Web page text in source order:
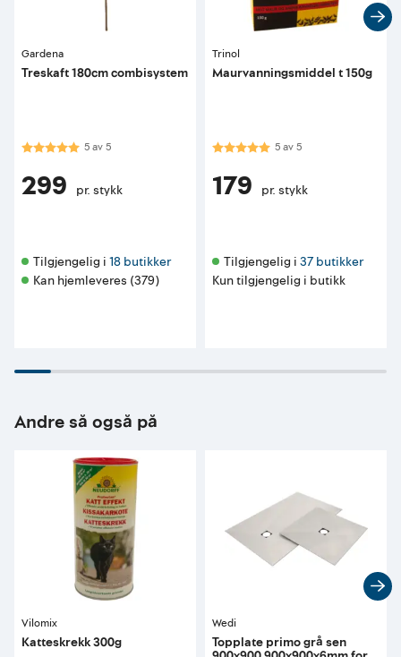
Gardena
Treskaft 180cm combisystem
Karakter:5.0 av 5 mulige
5av5
299 pr. stykk
Tilgjengelig i 18 butikker
Kan hjemleveres (379)
Trinol
Maurvanningsmiddel t 150g
Karakter:5.0 av 5 mulige
5av5
179 pr. stykk
Tilgjengelig i 37 butikker
Kun tilgjengelig i butikk
Andre så også på
Vilomix
Katteskrekk 300g
Wedi
Topplate primo grå sen